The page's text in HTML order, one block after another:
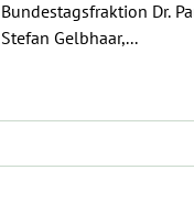
Bundestagsfraktion Dr.
Stefan Gelbhaar,...